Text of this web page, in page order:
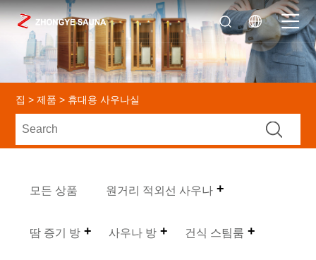
집 > 제품 > 휴대용 사우나실
모든 상품 원거리 적외선 사우나
땀 증기 방 사우나 방 건식 스팀룸